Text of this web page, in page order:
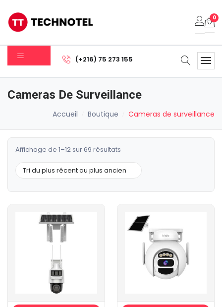
0
Votre panier est vide.
Sous-total: 0.000DT
Voir Le Panier
(+216) 75 273 155
Cameras De Surveillance
Accueil Boutique Cameras de surveillance
Affichage de 1–12 sur 69 résultats
du
plus
ancien